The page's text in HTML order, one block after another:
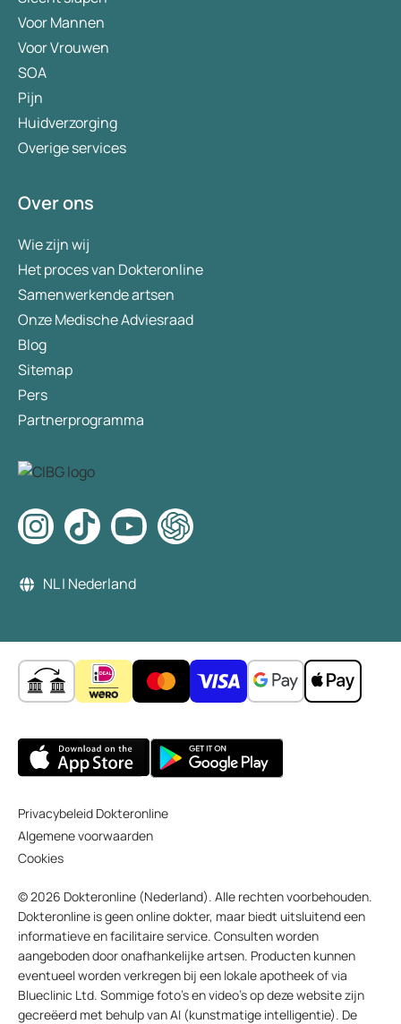
Voor Mannen
Voor Vrouwen
SOA
Pijn
Huidverzorging
Overige services
Over ons
Wie zijn wij
Het proces van Dokteronline
Samenwerkende artsen
Onze Medische Adviesraad
Blog
Sitemap
Pers
Partnerprogramma
NL | Nederland
Privacybeleid Dokteronline
Algemene voorwaarden
Cookies
© 2026 Dokteronline (Nederland). Alle rechten voorbehouden.
Dokteronline is geen online dokter, maar biedt uitsluitend een
informatieve en facilitaire service. Consulten worden
aangeboden door onafhankelijke artsen. Producten kunnen
eventueel worden verkregen bij een lokale apotheek of via
Blueclinic Ltd. Sommige foto’s en video’s op deze website zijn
gecreëerd met behulp van AI (kunstmatige intelligentie). De